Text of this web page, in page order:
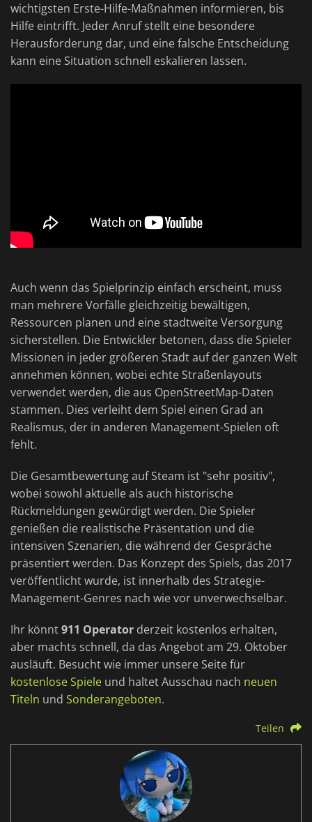
wichtigsten Erste-Hilfe-Maßnahmen informieren, bis
Hilfe eintrifft. Jeder Anruf stellt eine besondere
Herausforderung dar, und eine falsche Entscheidung
kann eine Situation schnell eskalieren lassen.
Auch wenn das Spielprinzip einfach erscheint, muss
man mehrere Vorfälle gleichzeitig bewältigen,
Ressourcen planen und eine stadtweite Versorgung
sicherstellen. Die Entwickler betonen, dass die Spieler
Missionen in jeder größeren Stadt auf der ganzen Welt
annehmen können, wobei echte Straßenlayouts
verwendet werden, die aus OpenStreetMap-Daten
stammen. Dies verleiht dem Spiel einen Grad an
Realismus, der in anderen Management-Spielen oft
fehlt.
Die Gesamtbewertung auf Steam ist "sehr positiv",
wobei sowohl aktuelle als auch historische
Rückmeldungen gewürdigt werden. Die Spieler
genießen die realistische Präsentation und die
intensiven Szenarien, die während der Gespräche
präsentiert werden. Das Konzept des Spiels, das 2017
veröffentlicht wurde, ist innerhalb des Strategie-
Management-Genres nach wie vor unverwechselbar.
Ihr könnt911 Operator derzeit kostenlos erhalten,
aber machts schnell, da das Angebot am 29. Oktober
ausläuft. Besucht wie immer unsere Seite für
kostenlose Spiele und haltet Ausschau nach neuen
Titeln und Sonderangeboten.
Teilen